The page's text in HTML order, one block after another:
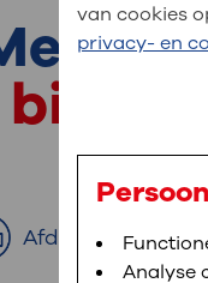
bent
,
In
het u uitkomt.
Afdrukken
van cookies
privacy- en
Analyse